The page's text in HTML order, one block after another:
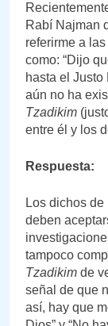
Rabí Najman
referirme a
como: “Dijo
hasta el Justo
aún no ha
Tzadikim
entre él y los
Respuesta:
Los dichos de
deben
tampoco
Tzadikim de
señal de que
así, hay que